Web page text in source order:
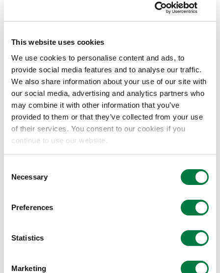
This website uses cookies
We use cookies to personalise content and ads, to
provide social media features and to analyse our traffic.
We also share information about your use of our site with
our social media, advertising and analytics partners who
may combine it with other information that you’ve
provided to them or that they’ve collected from your use
of their services. You consent to our cookies if you
continue to use our website.
Selection
Necessary
Preferences
Statistics
Marketing
マテリアルズ
高い競争力の土台となる
製造プロセス技術